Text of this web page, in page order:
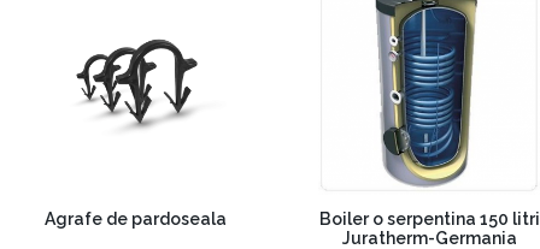
Agrafe de pardoseala
Boiler o serpentina 150 litri
Juratherm-Germania